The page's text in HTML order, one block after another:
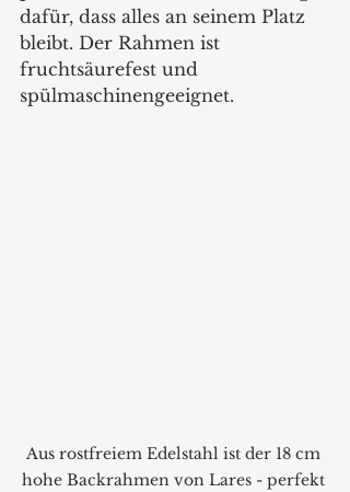
dafür, dass alles an seinem Platz
bleibt. Der Rahmen ist
fruchtsäurefest und
spülmaschinengeeignet.
Aus rostfreiem Edelstahl ist der 18 cm
hohe Backrahmen von Lares - perfekt